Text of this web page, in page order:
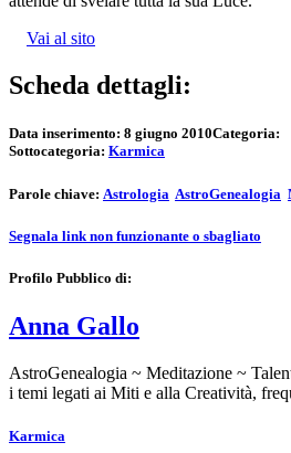
Vai al sito
Scheda dettagli:
Data inserimento: 8 giugno 2010Categoria:
Sottocategoria: Karmica
Parole chiave: Astrologia AstroGenealogia
Segnala link non funzionante o sbagliato
Profilo Pubblico di:
Anna Gallo
AstroGenealogia ~ Meditazione ~
i temi legati ai Miti e alla Creatività,
Karmica